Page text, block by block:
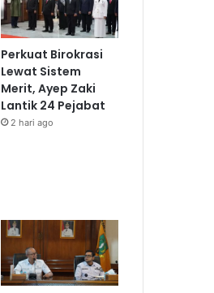
Perkuat Birokrasi
Lewat Sistem
Merit, Ayep Zaki
Lantik 24 Pejabat
2 hari ago